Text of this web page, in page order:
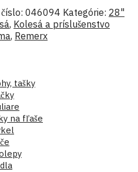
046094 Kategórie: 28"
, Kolesá a príslušenstvo
, Remerx
tašky
na fľaše